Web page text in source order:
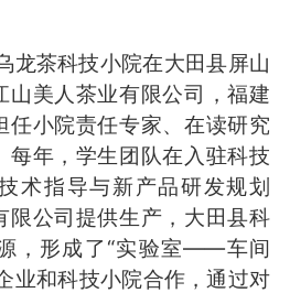
茶科技小院在大田县屏山
山美人茶业有限公司，福建
任小院责任专家、在读研究
每年，学生团队在入驻科技
术指导与新产品研发规划
限公司提供生产，大田县科
，形成了“实验室——车间
和科技小院合作，通过对